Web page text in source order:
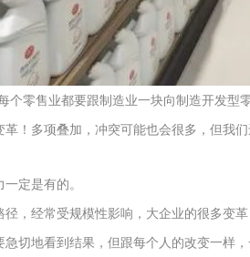
个零售业都要跟制造业一块向制造开发
革！多项叠加，冲突可能也会很多，但我
定是有的。
径，经常受规模性影响，大企业的很多变
切地看到结果，但跟每个人的改变一样